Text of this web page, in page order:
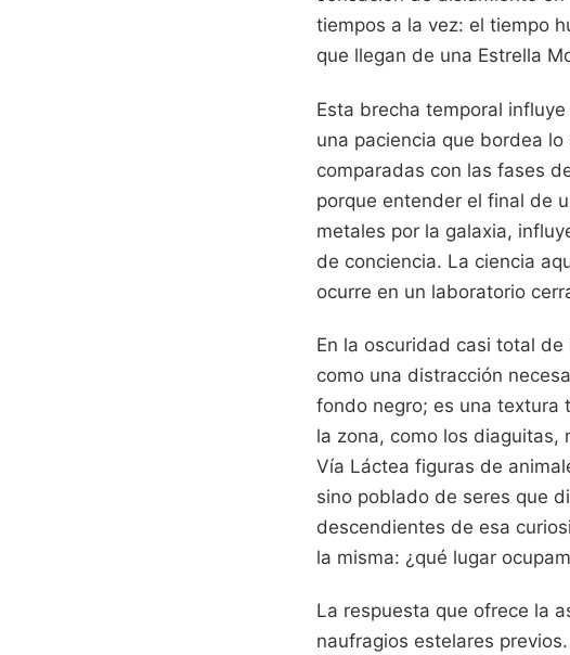
tiempos a la vez: el tiempo
que llegan de una Estrella
Esta brecha temporal
una paciencia que bordea
comparadas con las fases
porque entender el final de
metales por la galaxia,
de conciencia. La ciencia
ocurre en un laboratorio
En la oscuridad casi total
como una distracción
fondo negro; es una textura
la zona, como los diaguitas,
Vía Láctea figuras de
sino poblado de seres que
descendientes de esa
la misma: ¿qué lugar
La respuesta que ofrece la
naufragios estelares